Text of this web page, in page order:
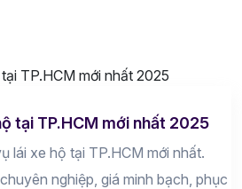
tại TP.HCM mới nhất 2025
lái xe hộ tại TP.HCM mới nhất.
nghiệp, giá minh bạch, phục